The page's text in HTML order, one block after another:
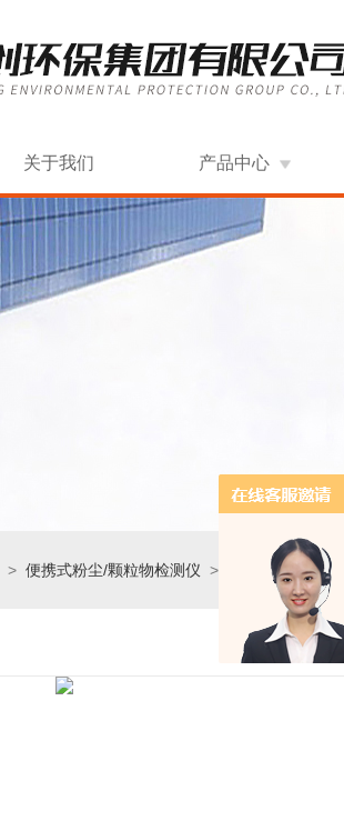
关于我们 产品中心
> 便携式粉尘/颗粒物检测仪 > 多功能粉尘检测仪